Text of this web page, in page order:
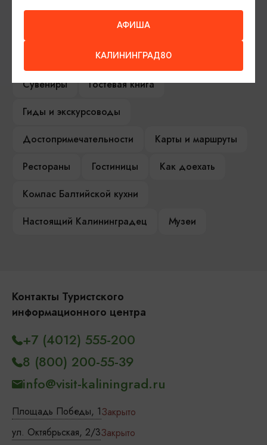
Серебряное ожерелье
Электронная виза
Туры и экскурсии
Афиша мероприятий
Сувениры
Гостевая книга
Гиды и экскурсоводы
Достопримечательности
Карты и маршруты
Рестораны
Гостиницы
Как доехать
Компас Балтийской кухни
Настоящий Калининградец
Музеи
Контакты Туристского
информационного центра
Площадь Победы, 1Закрыто
ул. Октябрьская, 2/3Закрыто
+7 (4012) 555-200
8 (800) 200-55-39
info@visit-kaliningrad.ru
АФИША
КАЛИНИНГРАД80